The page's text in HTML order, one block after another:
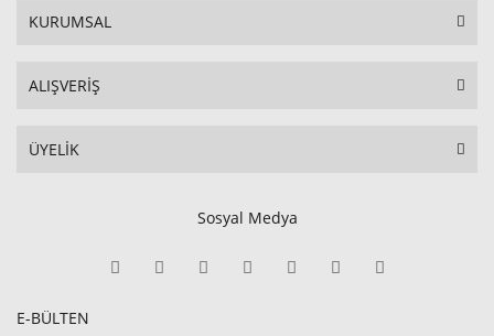
KURUMSAL
ALIŞVERİŞ
ÜYELİK
Sosyal Medya
E-BÜLTEN